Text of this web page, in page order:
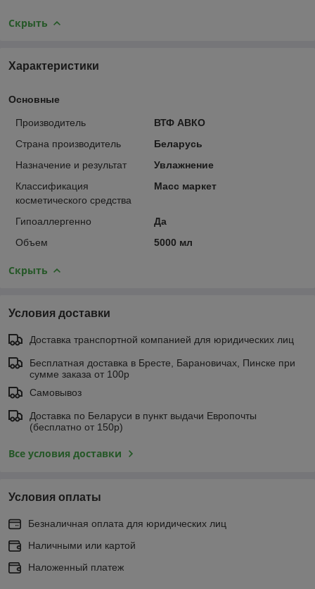
Скрыть
Характеристики
Основные
Производитель
ВТФ АВКО
Страна производитель
Беларусь
Назначение и результат
Увлажнение
Классификация
косметического средства
Масс маркет
Гипоаллергенно
Да
Объем
5000 мл
Скрыть
Условия доставки
Доставка транспортной компанией для юридических лиц
Бесплатная доставка в Бресте, Барановичах, Пинске при
сумме заказа от 100р
Самовывоз
Доставка по Беларуси в пункт выдачи Европочты
(бесплатно от 150р)
Все условия доставки
Условия оплаты
Безналичная оплата для юридических лиц
Наличными или картой
Наложенный платеж